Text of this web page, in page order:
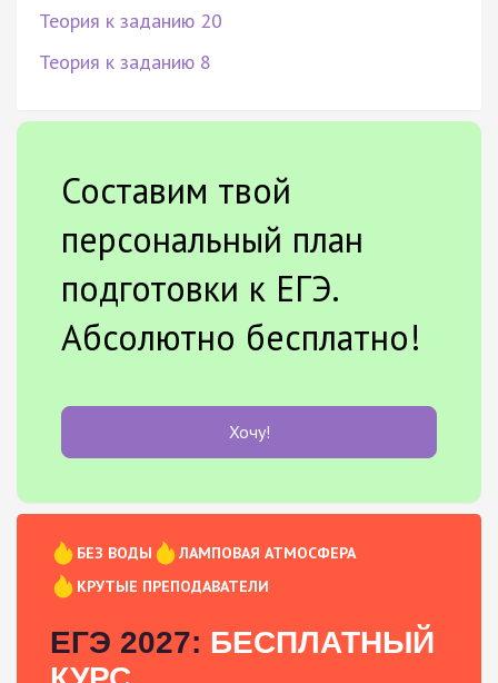
Теория к заданию 20
Теория к заданию 8
Составим твой
персональный план
подготовки к ЕГЭ.
Абсолютно бесплатно!
Хочу!
БЕЗ ВОДЫ
ЛАМПОВАЯ АТМОСФЕРА
КРУТЫЕ ПРЕПОДАВАТЕЛИ
ЕГЭ 2027: БЕСПЛАТНЫЙ